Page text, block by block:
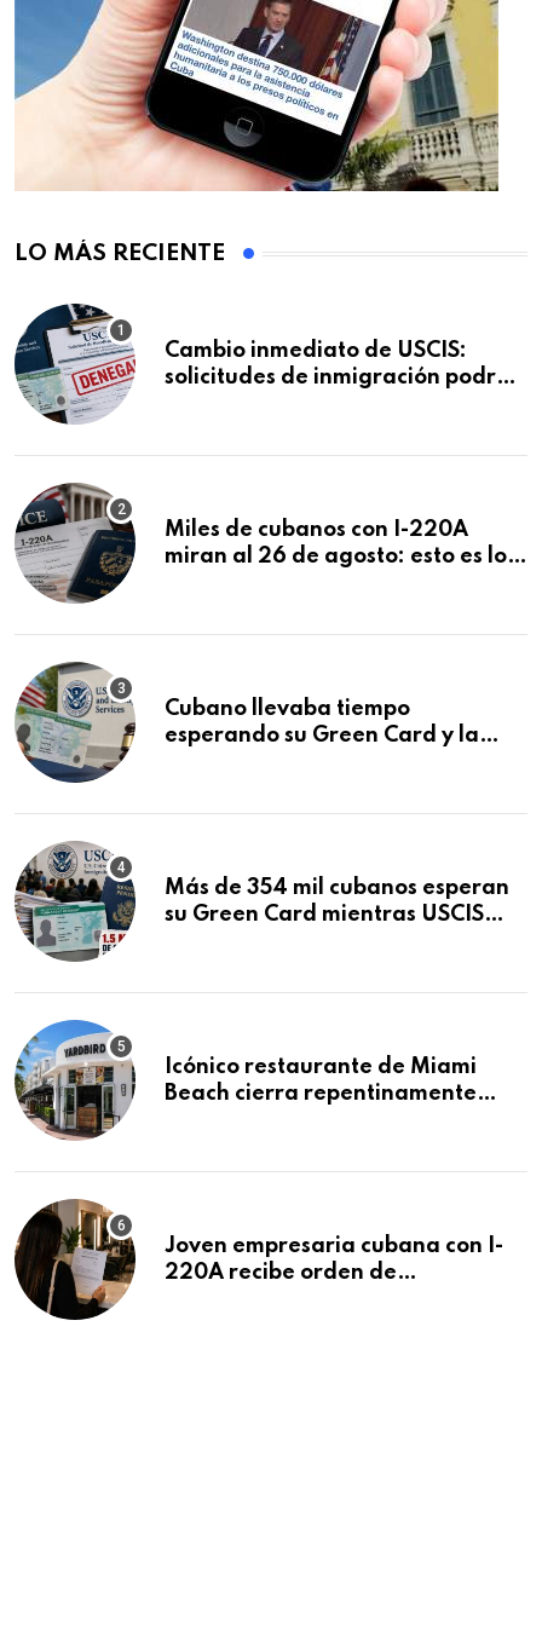
LO MÁS RECIENTE
Cambio inmediato de USCIS:
solicitudes de inmigración podrán
Miles de cubanos con I-220A
miran al 26 de agosto: esto es lo
Cubano llevaba tiempo
esperando su Green Card y la
Más de 354 mil cubanos esperan
su Green Card mientras USCIS
Icónico restaurante de Miami
Beach cierra repentinamente
Joven empresaria cubana con I-
220A recibe orden de